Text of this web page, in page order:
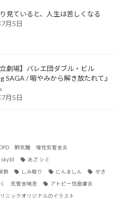
見ていると、人生は苦しくなる
月5日
立劇場】バレエ団ダブル・ビル
SAGA / 暗やみから解き放たれて』
月5日
肺気腫 慢性気管支炎
sky10 あざ シミ
群 しみ取り じんましん せき
く 気管支喘息 アトピー性皮膚炎
ニックオリジナルのイラスト